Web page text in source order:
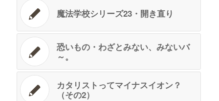
魔法学校シリーズ23・開き直り
恐いもの・わざとみない、みないバ
～。
カタリストってマイナスイオン？
（その2）